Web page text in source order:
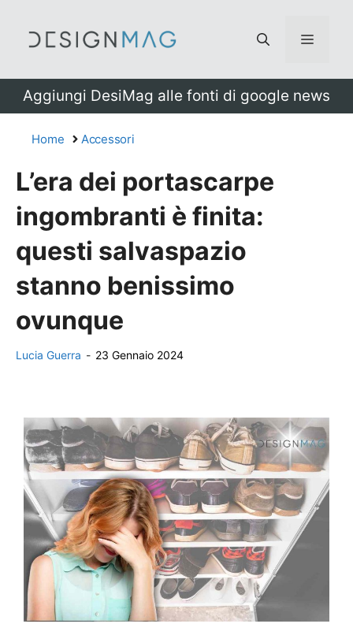
Menu
Aggiungi DesiMag alle fonti di google news
Home Accessori
L’era dei portascarpe
ingombranti è finita:
questi salvaspazio
stanno benissimo
ovunque
Lucia Guerra - 23 Gennaio 2024